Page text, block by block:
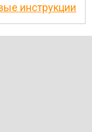
инструкции